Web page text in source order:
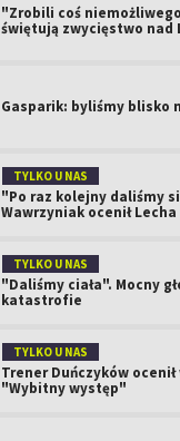
"Zrobili coś
świętują zwycięstwo nad
Gasparik: byliśmy blisko
TYLKO U NAS
"Po raz kolejny daliśmy
Wawrzyniak ocenił Lecha
TYLKO U NAS
"Daliśmy ciała". Mocny
katastrofie
TYLKO U NAS
Trener Duńczyków
"Wybitny występ"